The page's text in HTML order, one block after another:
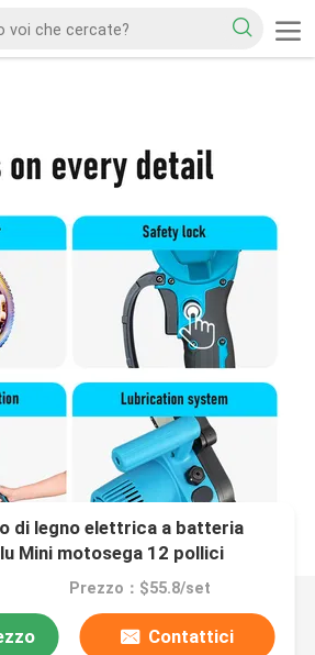
di legno elettrica a batteria
Mini motosega 12 pollici
Prezzo：$55.8/set
Contattici